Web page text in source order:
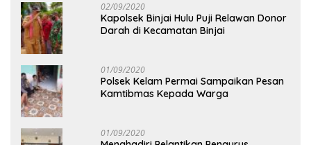
02/09/2020
Kapolsek Binjai Hulu Puji Relawan Donor
Darah di Kecamatan Binjai
01/09/2020
Polsek Kelam Permai Sampaikan Pesan
Kamtibmas Kepada Warga
01/09/2020